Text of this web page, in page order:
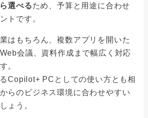
選べるため、予算と用途に合わせ
トです。
はもちろん、複数アプリを開いた
会議、資料作成まで幅広く対応
。
Copilot+ PCとしての使い方とも相
らのビジネス環境に合わせやすい
ょう。